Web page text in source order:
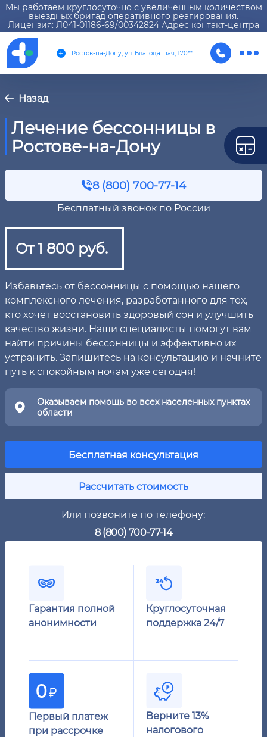
Мы работаем круглосуточно с увеличенным количеством
выездных бригад оперативного реагирования.
Лицензия: Л041-01186-69/00342824 Адрес контакт-центра
Ростов-на-Дону, ул. Благодатная, 170**
Назад
Лечение бессонницы в
Ростове-на-Дону
8 (800) 700-77-14
Бесплатный звонок по России
От 1 800 руб.
Избавьтесь от бессонницы с помощью нашего
комплексного лечения, разработанного для тех,
кто хочет восстановить здоровый сон и улучшить
качество жизни. Наши специалисты помогут вам
найти причины бессонницы и эффективно их
устранить. Запишитесь на консультацию и начните
путь к спокойным ночам уже сегодня!
Оказываем помощь во всех населенных пунктах
области
Бесплатная консультация
Рассчитать стоимость
Или позвоните по телефону:
8 (800) 700-77-14
Гарантия полной
анонимности
Круглосуточная
поддержка 24/7
Первый платеж
при рассрочке
Верните 13%
налогового